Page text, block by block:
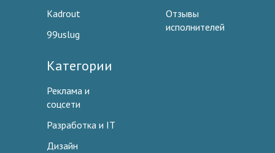
Kadrout
99uslug
Отзывы
исполнителей
Категории
Реклама и
соцсети
Разработка и IT
Дизайн